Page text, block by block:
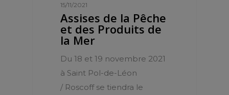
15/11/2021
Assises de la Pêche
et des Produits de
la Mer
Du 18 et 19 novembre 2021
à Saint Pol-de-Léon
/ Roscoff se tiendra le